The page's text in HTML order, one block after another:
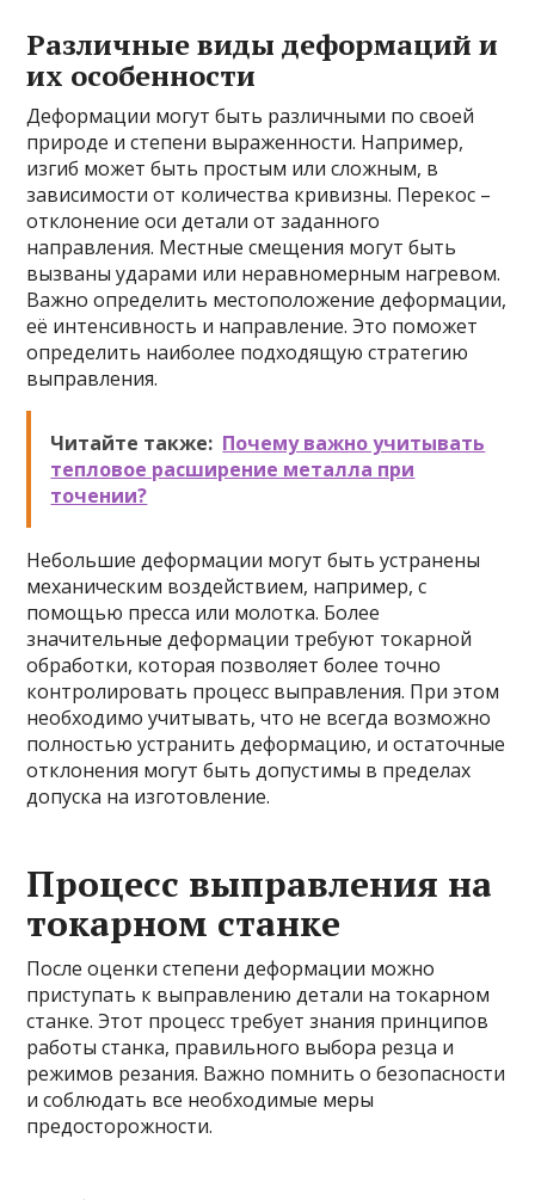
Различные виды деформаций и
их особенности
Деформации могут быть различными по своей
природе и степени выраженности. Например,
изгиб может быть простым или сложным, в
зависимости от количества кривизны. Перекос –
отклонение оси детали от заданного
направления. Местные смещения могут быть
вызваны ударами или неравномерным нагревом.
Важно определить местоположение деформации,
её интенсивность и направление. Это поможет
определить наиболее подходящую стратегию
выправления.
Читайте также: Почему важно учитывать
тепловое расширение металла при
точении?
Небольшие деформации могут быть устранены
механическим воздействием, например, с
помощью пресса или молотка. Более
значительные деформации требуют токарной
обработки, которая позволяет более точно
контролировать процесс выправления. При этом
необходимо учитывать, что не всегда возможно
полностью устранить деформацию, и остаточные
отклонения могут быть допустимы в пределах
допуска на изготовление.
Процесс выправления на
токарном станке
После оценки степени деформации можно
приступать к выправлению детали на токарном
станке. Этот процесс требует знания принципов
работы станка, правильного выбора резца и
режимов резания. Важно помнить о безопасности
и соблюдать все необходимые меры
предосторожности.